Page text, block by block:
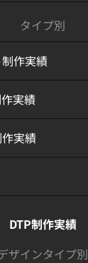
タイプ別
作実績
実績
実績
DTP制作実績
ザインタイプ別